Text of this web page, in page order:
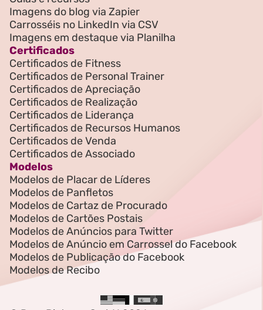
Imagens do blog via Zapier
Carrosséis no LinkedIn via CSV
Imagens em destaque via Planilha
Certificados
Certificados de Fitness
Certificados de Personal Trainer
Certificados de Apreciação
Certificados de Realização
Certificados de Liderança
Certificados de Recursos Humanos
Certificados de Venda
Certificados de Associado
Modelos
Modelos de Placar de Líderes
Modelos de Panfletos
Modelos de Cartaz de Procurado
Modelos de Cartões Postais
Modelos de Anúncios para Twitter
Modelos de Anúncio em Carrossel do Facebook
Modelos de Publicação do Facebook
Modelos de Recibo